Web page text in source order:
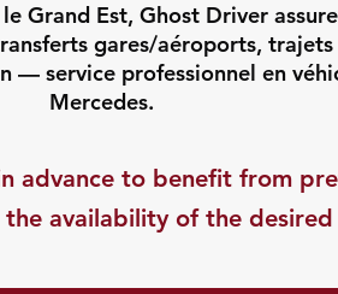
Grand Est, Ghost Driver
gares/aéroports,
— service professionnel en
Mercedes.
advance to benefit from
availability of the desired